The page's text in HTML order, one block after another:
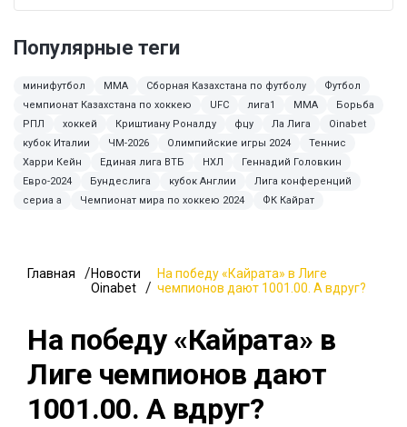
Популярные теги
минифутбол MMA Сборная Казахстана по футболу
Футбол
чемпионат Казахстана по хоккею
UFC лига1 ММА
Борьба
РПЛ
хоккей Криштиану Роналду фцу Ла Лига
Oinabet
кубок Италии
ЧМ-2026 Олимпийские игры 2024
Теннис
Харри Кейн
Единая лига ВТБ НХЛ
Геннадий Головкин
Евро-2024
Бундеслига кубок Англии
Лига конференций
сериа а
Чемпионат мира по хоккею 2024 ФК Кайрат
Главная
Новости
Oinabet
На победу «Кайрата» в Лиге
чемпионов дают 1001.00. А вдруг?
На победу «Кайрата» в
Лиге чемпионов дают
1001.00. А вдруг?